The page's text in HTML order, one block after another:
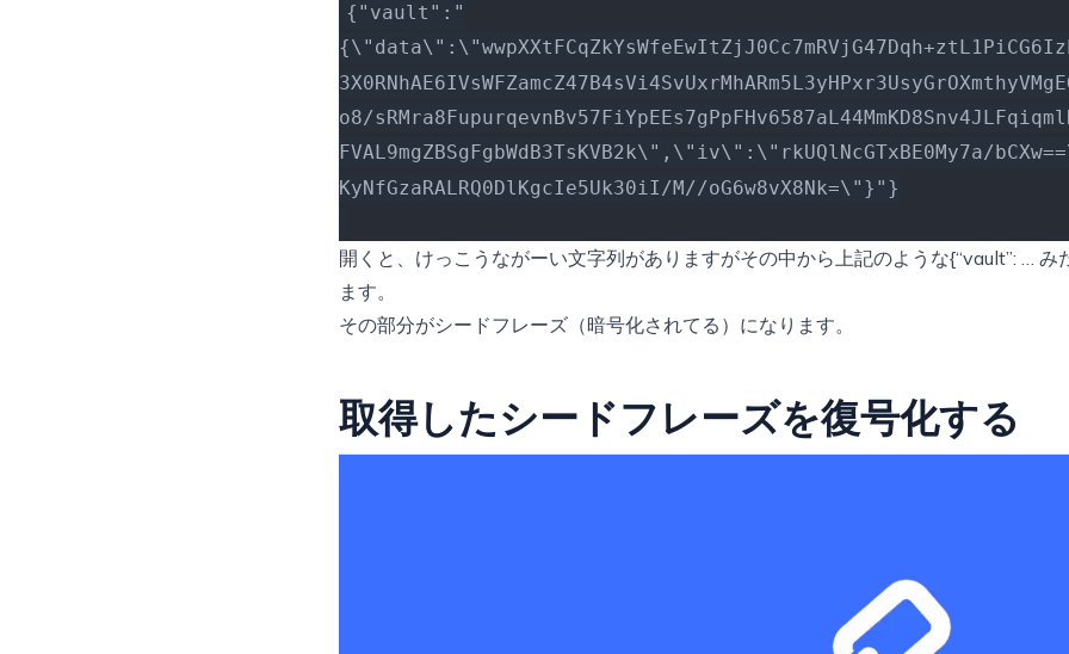
{"vault":"
o8/
FVAL9mgZBSgFgbWdB3TsKVB2k\",\"iv\":\"rkUQlNcGTxBE0My7a/
KyNfGzaRALRQ0DlKgcIe5Uk30iI/M//oG6w8vX8Nk=\"}"}
開くと、けっこうながーい文字列がありますがその中から上記のような{“vault”: … み
ます。
その部分がシードフレーズ（暗号化されてる）になります。
取得したシードフレーズを復号化する